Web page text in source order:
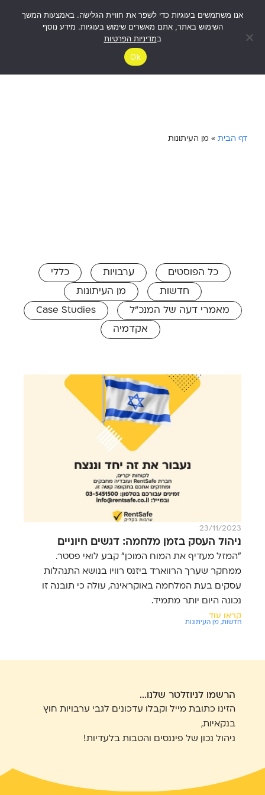
לבדיקת
דף הבית » מן העיתונות
כל הפוסטים ערבויות
כללי
חדשות
מן העיתונות
מאמרי דעה של המנכ"ל
Case Studies
אקדמיה
23/11/2023
ניהול העסק בזמן מלחמה: דגשים חיוניים
"המזל מעדיף את המוח המוכן" קבע לואי פסטר.
ממחקר שערך הרווארד ביזנס רוויו בנושא התנהלות
עסקים בעת המלחמה באוקראינה, עולה כי תובנה זו
נכונה היום יותר מתמיד.
קראו עוד
חדשות, מן העיתונות
הרשמו לניוזלטר שלנו...
הזינו כתובת מייל וקבלו עדכונים לגבי ערבויות חוץ
בנקאיות,
ניהול נכון של פיננסים והטבות בלעדיות!
אנו משתמשים בעוגיות כדי לשפר את חוויית הגלישה. באמצעות המשך
השימוש באתר, אתם מאשרים שימוש בעוגיות. מידע נוסף
במדיניות הפרטיות
Ok